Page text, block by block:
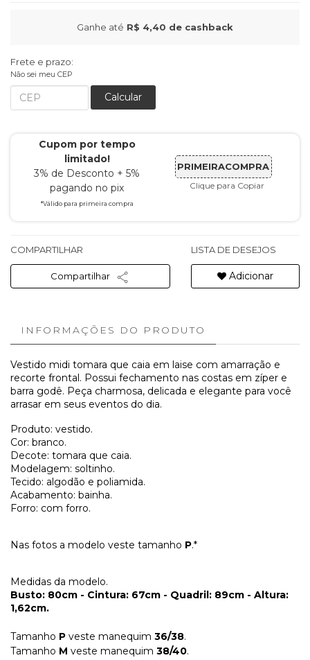
Ganhe até R$ 4,40 de cashback
Frete e prazo:
Não sei meu CEP
Calcular
Cupom por tempo
limitado!
3% de Desconto + 5%
pagando no pix
*Válido para primeira compra
PRIMEIRACOMPRA
Clique para Copiar
COMPARTILHAR
Compartilhar
LISTA DE DESEJOS
Adicionar
INFORMAÇÕES DO PRODUTO
Vestido midi tomara que caia em laise com amarração e
recorte frontal. Possui fechamento nas costas em zíper e
barra godê. Peça charmosa, delicada e elegante para você
arrasar em seus eventos do dia.
Produto: vestido.
Cor: branco.
Decote: tomara que caia.
Modelagem: soltinho.
Tecido: algodão e poliamida.
Acabamento: bainha.
Forro: com forro.
Nas fotos a modelo veste tamanho P.*
Medidas da modelo.
Busto: 80cm - Cintura: 67cm - Quadril: 89cm - Altura:
1,62cm.
Tamanho P veste manequim 36/38.
Tamanho M veste manequim 38/40.